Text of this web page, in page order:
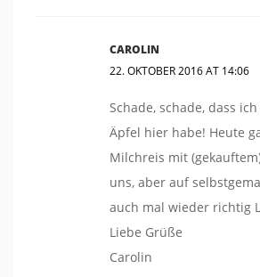
CAROLIN
22. OKTOBER 2016 AT 14:06
Schade, schade, dass
Äpfel hier habe! Heute
Milchreis mit
uns, aber auf
auch mal wieder richtig
Liebe Grüße
Carolin